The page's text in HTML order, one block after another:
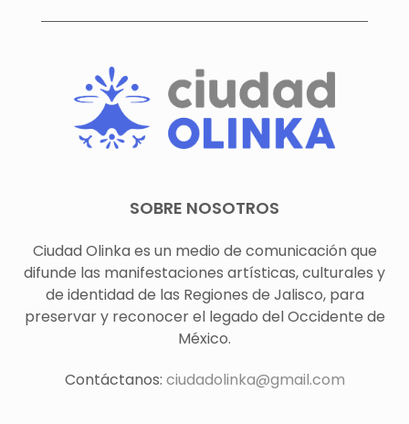
SOBRE NOSOTROS
Ciudad Olinka es un medio de comunicación que
difunde las manifestaciones artísticas, culturales y
de identidad de las Regiones de Jalisco, para
preservar y reconocer el legado del Occidente de
México.
Contáctanos: ciudadolinka@gmail.com